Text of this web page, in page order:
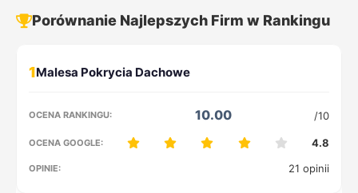
Porównanie Najlepszych Firm w Rankingu
1
10.00 /10
4.8
21 opinii